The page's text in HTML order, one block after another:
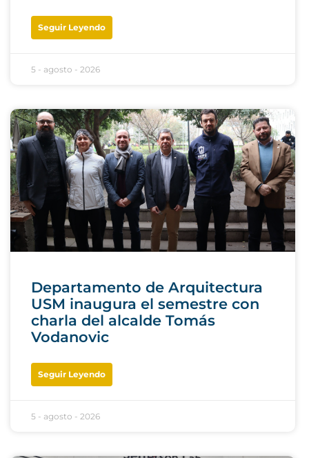
Seguir Leyendo
5 - agosto - 2026
Departamento de Arquitectura
USM inaugura el semestre con
charla del alcalde Tomás
Vodanovic
Seguir Leyendo
5 - agosto - 2026